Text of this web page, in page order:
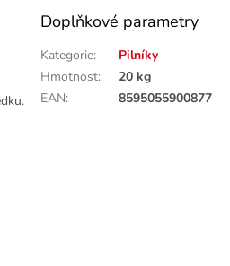
Doplňkové parametry
Kategorie:
Pilníky
Hmotnost:
20 kg
EAN: 8595055900877